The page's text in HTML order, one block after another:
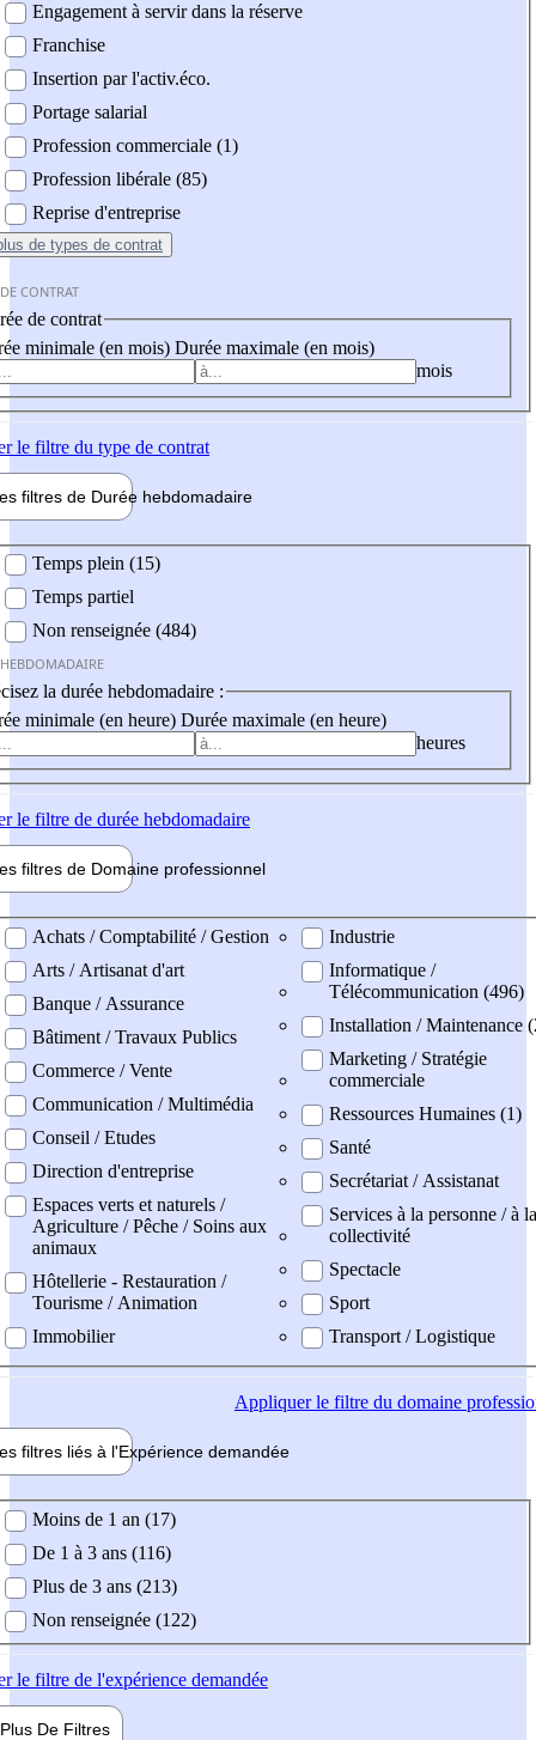
Engagement à servir dans la réserve
Franchise
Insertion par l'activ.éco.
Portage salarial
Profession commerciale (1)
Profession libérale (85)
Reprise d'entreprise
de types de contrat
CONTRAT
de contrat
minimale (en mois) Durée maximale (en mois)
mois
le filtre du type de contrat
filtres de Durée hebdomadaire
Temps plein (15)
Temps partiel
Non renseignée (484)
la durée hebdomadaire :
minimale (en heure) Durée maximale (en heure)
heures
le filtre de durée hebdomadaire
filtres de Domaine professionnel
professionel
Achats / Comptabilité / Gestion
Arts / Artisanat d'art
Banque / Assurance
Bâtiment / Travaux Publics
Commerce / Vente
Communication / Multimédia
Conseil / Etudes
Direction d'entreprise
Espaces verts et naturels /
Agriculture / Pêche / Soins aux
animaux
Hôtellerie - Restauration /
Tourisme / Animation
Immobilier
Industrie
Informatique /
Télécommunication (496)
Installation / Maintenance
Marketing / Stratégie
commerciale
Ressources Humaines (1)
Santé
Secrétariat / Assistanat
Services à la personne / à la
collectivité
Spectacle
Sport
Transport / Logistique
Appliquerle filtre du domaine
filtres liés à l'Expérience demandée
demandée
Moins de 1 an (17)
De 1 à 3 ans (116)
Plus de 3 ans (213)
Non renseignée (122)
le filtre de l'expérience demandée
Plus De Filtres